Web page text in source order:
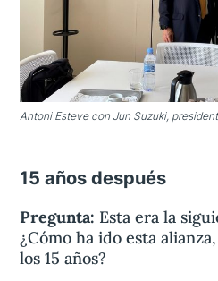
Antoni Esteve con Jun Suzuki,
15 años después
Pregunta: Esta era la
¿Cómo ha ido esta
los 15 años?